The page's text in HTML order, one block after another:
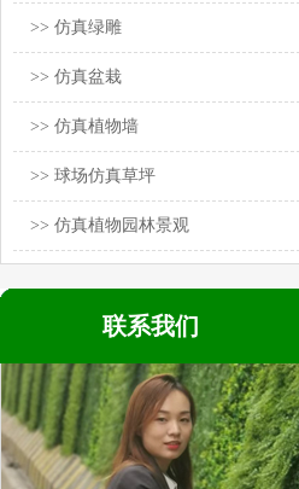
>> 仿真绿雕
>> 仿真盆栽
>> 仿真植物墙
>> 球场仿真草坪
>> 仿真植物园林景观
联系我们